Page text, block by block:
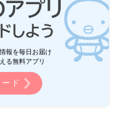
報を毎日お届け
る無料アプリ
ド